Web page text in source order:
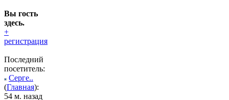
Вы гость
здесь.
+
регистрация
Последний
посетитель:
Серге..
(Главная):
54 м. назад